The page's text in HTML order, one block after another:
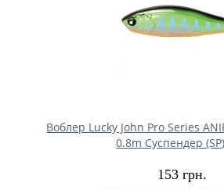
Воблер Lucky John Pro Series
0.8m Cуспендер
153 грн.